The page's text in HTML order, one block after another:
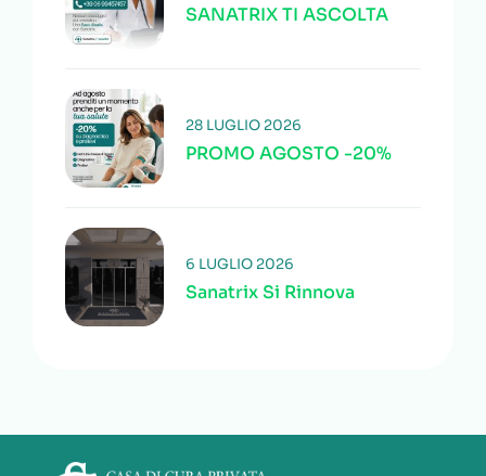
SANATRIX TI ASCOLTA
PROMO AGOSTO -20%
28 LUGLIO 2026
Sanatrix Si Rinnova
6 LUGLIO 2026